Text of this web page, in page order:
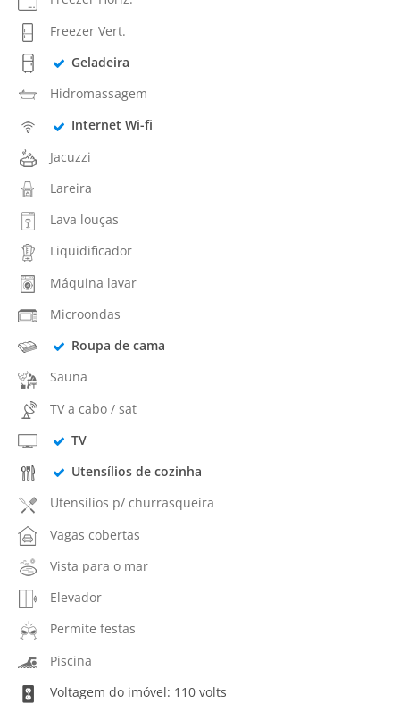
Freezer Vert.
Geladeira
Hidromassagem
Internet Wi-fi
Jacuzzi
Lareira
Lava louças
Liquidificador
Máquina lavar
Microondas
Roupa de cama
Sauna
TV a cabo / sat
TV
Utensílios de cozinha
Utensílios p/ churrasqueira
Vagas cobertas
Vista para o mar
Elevador
Permite festas
Piscina
Voltagem do imóvel: 110 volts